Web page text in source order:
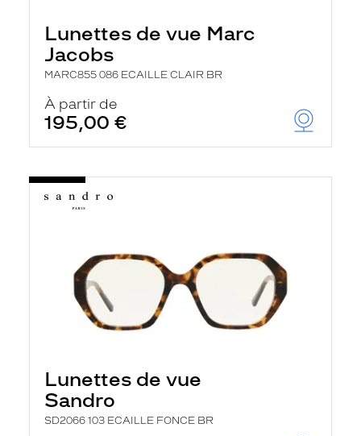
Lunettes de vue Marc
Jacobs
MARC855 086 ECAILLE CLAIR BR
À partir de
195,00 €
Lunettes de vue
Sandro
SD2066 103 ECAILLE FONCE BR